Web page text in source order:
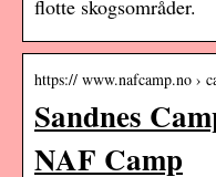
flotte skogsområder.
https:// www.nafcamp.no ›
Sandnes
NAF Camp